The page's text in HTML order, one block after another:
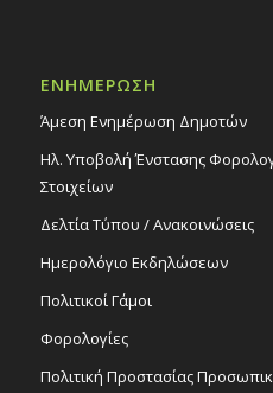
ΕΝΗΜΕΡΩΣΗ
Άμεση Ενημέρωση Δημοτών
Ηλ. Υποβολή Ένστασης
Στοιχείων
Δελτία Τύπου / Ανακοινώσεις
Ημερολόγιο Εκδηλώσεων
Πολιτικοί Γάμοι
Φορολογίες
Πολιτική Προστασίας